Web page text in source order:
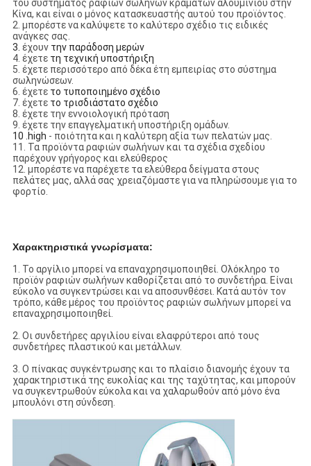
του συστήματος ραφιών σωλήνων κραμάτων αλουμινίου στην
Κίνα, και είναι ο μόνος κατασκευαστής αυτού του προϊόντος.
2. μπορέστε να καλύψετε το καλύτερο σχέδιο τις ειδικές
ανάγκες σας.
3. έχουν την παράδοση μερών
4. έχετε τη τεχνική υποστήριξη
5. έχετε περισσότερο από δέκα έτη εμπειρίας στο σύστημα
σωληνώσεων.
6. έχετε το τυποποιημένο σχέδιο
7. έχετε το τρισδιάστατο σχέδιο
8. έχετε την εννοιολογική πρόταση
9. έχετε την επαγγελματική υποστήριξη ομάδων.
10 .high - ποιότητα και η καλύτερη αξία των πελατών μας.
11. Τα προϊόντα ραφιών σωλήνων και τα σχέδια σχεδίου
παρέχουν γρήγορος και ελεύθερος
12. μπορέστε να παρέχετε τα ελεύθερα δείγματα στους
πελάτες μας, αλλά σας χρειαζόμαστε για να πληρώσουμε για το
φορτίο.
Χαρακτηριστικά γνωρίσματα:
1. Το αργίλιο μπορεί να επαναχρησιμοποιηθεί. Ολόκληρο το
προϊόν ραφιών σωλήνων καθορίζεται από το συνδετήρα. Είναι
εύκολο να συγκεντρώσει και να αποσυνθέσει. Κατά αυτόν τον
τρόπο, κάθε μέρος του προϊόντος ραφιών σωλήνων μπορεί να
επαναχρησιμοποιηθεί.
2. Οι συνδετήρες αργιλίου είναι ελαφρύτεροι από τους
συνδετήρες πλαστικού και μετάλλων.
3. Ο πίνακας συγκέντρωσης και το πλαίσιο διανομής έχουν τα
χαρακτηριστικά της ευκολίας και της ταχύτητας, και μπορούν
να συγκεντρωθούν εύκολα και να χαλαρωθούν από μόνο ένα
μπουλόνι στη σύνδεση.